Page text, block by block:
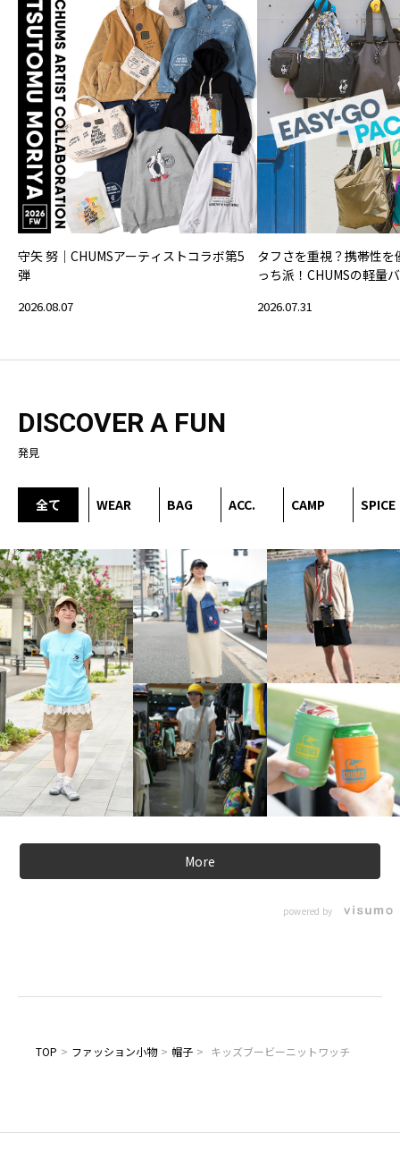
守矢 努｜CHUMSアーティストコラボ第5
弾
2026.08.07
タフさを重視？携帯性
っち派！CHUMSの軽量
2026.07.31
DISCOVER A FUN
発見
全て WEAR BAG ACC. CAMP SPICE
More
powered by
TOP > ファッション小物 > 帽子 > キッズブービーニットワッチ